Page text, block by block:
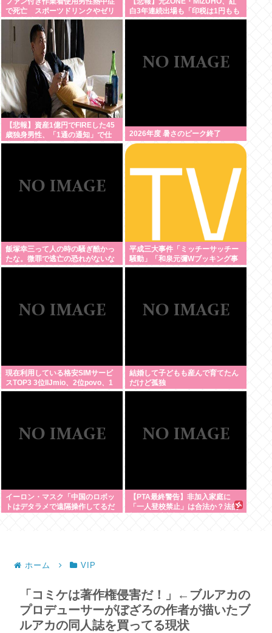
で死亡 スポーツドリンクやゼリ
ー飲料持参も [8/8]
白3年連続出場も「印税は1円もも
らっていない」
【悲報】資産1億円でFIREした45
歳独身男性、「1通の通知」で仕
事復帰を決意
2026年度 暑さのピーク終了
飯塚幸三って人の時の騒ぎ酷かっ
たな。微罪で逃亡の恐れがないな
ら逮捕されないって常識も知らん
平成三大事件「ミッチーサッチー
騒動」「和泉元彌Wブッキング事
件」あとひとつは？
現在利用している格安SIMサービ
スTOP3 3位IIJmio、2位povo、1
位ahamo
結婚して子どもも産んで育てたん
だけど孤独
イーロン・マスク「中国のロボッ
トはデタラメで遠隔操作してるだ
【PTA最終警告】非加入家庭に
「一人登校禁止」は合法か？法的
ホーム VIP
「コミケは著作権侵害だ！」←ブルアカの
プロデューサーがぼざろの作者が描いたブ
ルアカの同人誌を買ってる現状